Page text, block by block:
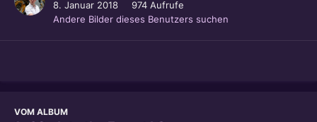
8. Januar 2018
974 Aufrufe
Andere Bilder dieses Benutzers suchen
VOM ALBUM